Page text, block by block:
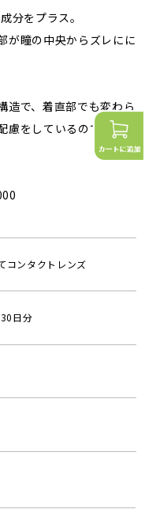
分をプラス。
が瞳の中央からズレにに
造で、着直部でも変わら
をしているので安心し
コンタクトレンズ
日分